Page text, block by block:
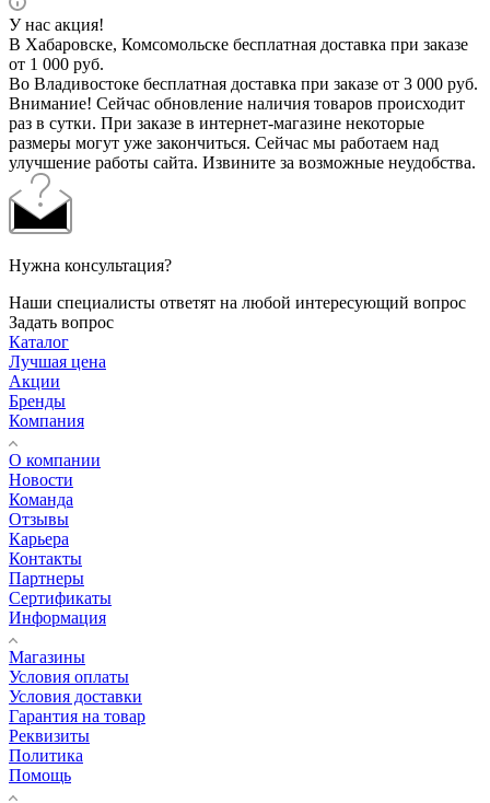
У нас акция!
В Хабаровске, Комсомольске бесплатная доставка при заказе
от 1 000 руб.
Во Владивостоке бесплатная доставка при заказе от 3 000 руб.
Внимание! Сейчас обновление наличия товаров происходит
раз в сутки. При заказе в интернет-магазине некоторые
размеры могут уже закончиться. Сейчас мы работаем над
улучшение работы сайта. Извините за возможные неудобства.
Нужна консультация?
Наши специалисты ответят на любой интересующий вопрос
Задать вопрос
Каталог
Лучшая цена
Акции
Бренды
Компания
О компании
Новости
Команда
Отзывы
Карьера
Контакты
Партнеры
Сертификаты
Информация
Магазины
Условия оплаты
Условия доставки
Гарантия на товар
Реквизиты
Политика
Помощь